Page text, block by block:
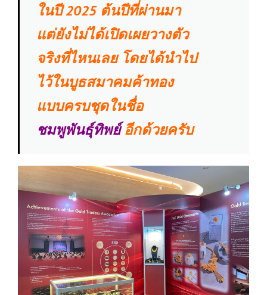
ในปี 2025 ต้นปีที่ผ่านมา
แต่ยังไม่ได้เปิดเผยวางตัว
จริงที่ไหนเลย โดยได้นำไป
ไว้ในบูธสมาคมค้าทอง
แบบครบชุดในชื่อ
ชมพูพันธุ์ทิพย์อีกด้วยครับ